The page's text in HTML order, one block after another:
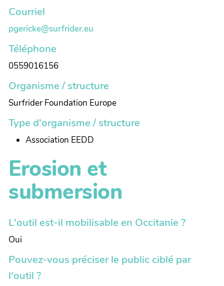
Courriel
pgericke@surfrider.eu
Téléphone
0559016156
Organisme / structure
Surfrider Foundation Europe
Type d'organisme / structure
Association EEDD
Erosion et
submersion
L'outil est-il mobilisable en Occitanie ?
Oui
Pouvez-vous préciser le public ciblé par
l'outil ?